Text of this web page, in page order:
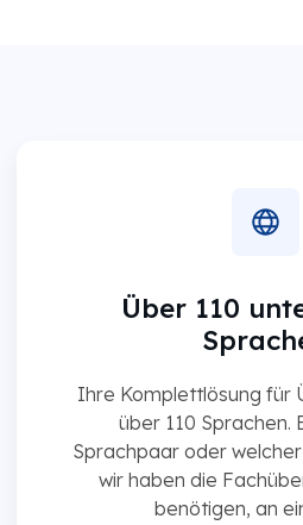
Über 110
Ihre Komplettlösung für
über 110 Sprachen.
Sprachpaar oder
wir haben die
benötigen, an